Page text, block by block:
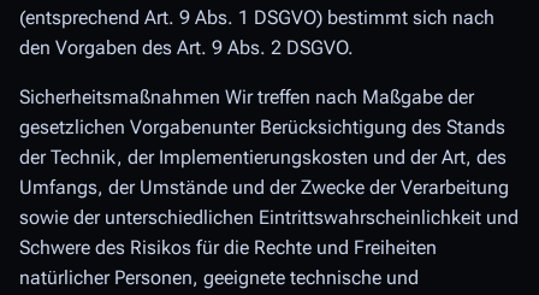
(entsprechend Art. 9 Abs. 1 DSGVO) bestimmt sich nach
den Vorgaben des Art. 9 Abs. 2 DSGVO.
Sicherheitsmaßnahmen Wir treffen nach Maßgabe der
gesetzlichen Vorgabenunter Berücksichtigung des Stands
der Technik, der Implementierungskosten und der Art, des
Umfangs, der Umstände und der Zwecke der Verarbeitung
sowie der unterschiedlichen Eintrittswahrscheinlichkeit und
Schwere des Risikos für die Rechte und Freiheiten
natürlicher Personen, geeignete technische und